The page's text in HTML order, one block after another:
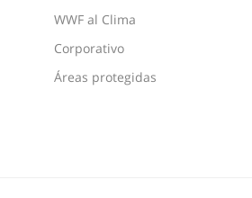
WWF al Clima
Corporativo
Áreas protegidas